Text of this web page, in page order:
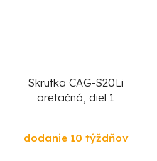
Skrutka CAG-S20Li
aretačná, diel 1
dodanie 10 týždňov